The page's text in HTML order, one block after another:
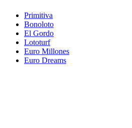
Primitiva
Bonoloto
El Gordo
Lototurf
Euro Millones
Euro Dreams